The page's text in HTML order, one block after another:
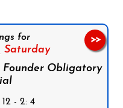
for
Saturday
Founder Obligatory
- 2: 4
>>